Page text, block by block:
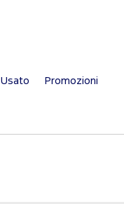
Usato Promozioni